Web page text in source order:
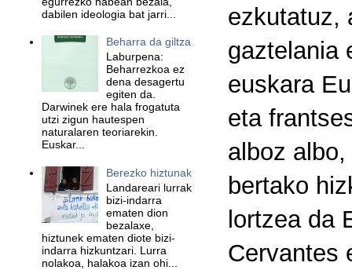
ezkutatuz,
gaztelania
euskara
eta
alboz
bertako
lortzea da
Cervantes
dabilen ideologia bat jarri...
Beharra da giltza
Laburpena:
Beharrezkoa ez
dena desagertu
egiten da.
Darwinek ere hala frogatuta
utzi zigun hautespen
naturalaren teoriarekin.
Euskar...
Berezko hiztunak
Landareari lurrak
bizi-indarra
ematen dion
bezalaxe,
hiztunek ematen diote bizi-
indarra hizkuntzari. Lurra
nolakoa, halakoa izan ohi...